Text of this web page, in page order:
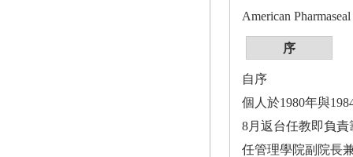
American
序
自序
個人於1980年與
8月返台任教即負責
任管理學院副院長